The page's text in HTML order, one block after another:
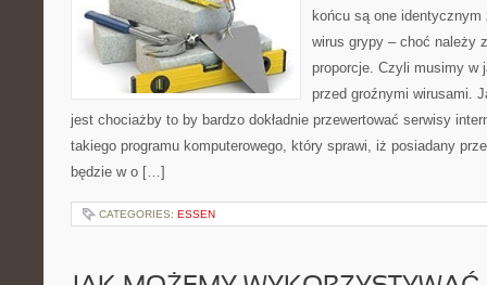
końcu są one identycznym
wirus grypy – choć należy
proporcje. Czyli musimy w
przed groźnymi wirusami.
jest chociażby to by bardzo dokładnie przewertować serwisy
takiego programu komputerowego, który sprawi, iż posiadany
będzie w o […]
CATEGORIES: ESSEN